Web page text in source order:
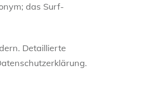
das Surf-
Detaillierte